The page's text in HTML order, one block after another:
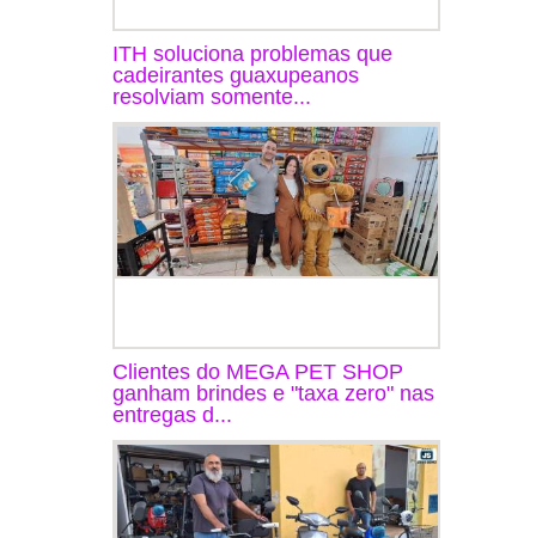
ITH soluciona problemas que
cadeirantes guaxupeanos
resolviam somente...
Clientes do MEGA PET SHOP
ganham brindes e "taxa zero" nas
entregas d...